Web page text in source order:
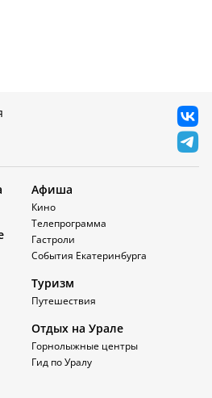
Афиша
Кино
Телепрограмма
Гастроли
События Екатеринбурга
Туризм
Путешествия
Отдых на Урале
Горнолыжные центры
Гид по Уралу